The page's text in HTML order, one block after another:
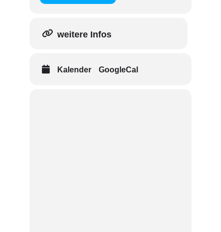
weitere Infos
Kalender GoogleCal